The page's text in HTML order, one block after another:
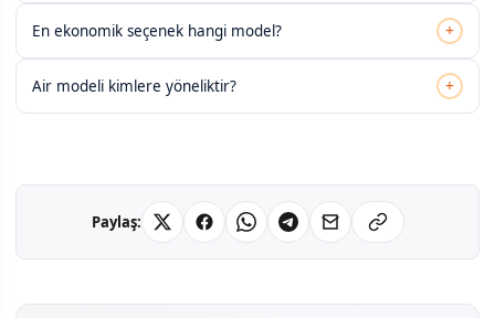
En ekonomik seçenek hangi model? +
Air modeli kimlere yöneliktir? +
Paylaş: